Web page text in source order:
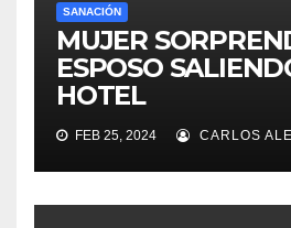
SANACIÓN
MUJER
ESPOSO
HOTEL
FEB 25, 2024 CARLOS